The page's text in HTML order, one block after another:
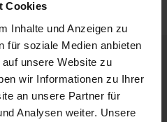
Cookies
Inhalte und Anzeigen zu
für soziale Medien anbieten
unsere Website zu
wir Informationen zu Ihrer
an unsere Partner für
Analysen weiter. Unsere
der
in Neidling